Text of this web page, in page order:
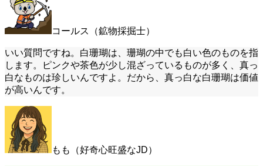
コールス（鉱物採掘士）
いい質問ですね。白珊瑚は、珊瑚の中でも白い色のものを指
します。ピンクや茶色が少し混ざっているものが多く、真っ
白なものは珍しいんですよ。だから、真っ白な白珊瑚は価値
が高いんです。
もも（好奇心旺盛なJD）